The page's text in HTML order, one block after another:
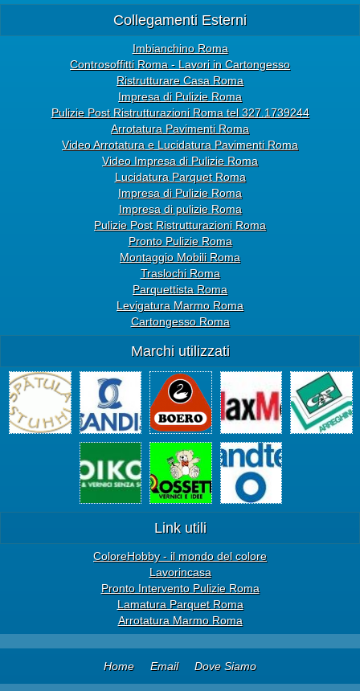
Collegamenti Esterni
Imbianchino Roma
Controsoffitti Roma - Lavori in Cartongesso
Ristrutturare Casa Roma
Impresa di Pulizie Roma
Pulizie Post Ristrutturazioni Roma tel 327.1739244
Arrotatura Pavimenti Roma
Video Arrotatura e Lucidatura Pavimenti Roma
Video Impresa di Pulizie Roma
Lucidatura Parquet Roma
Impresa di Pulizie Roma
Impresa di pulizie Roma
Pulizie Post Ristrutturazioni Roma
Pronto Pulizie Roma
Montaggio Mobili Roma
Traslochi Roma
Parquettista Roma
Levigatura Marmo Roma
Cartongesso Roma
Marchi utilizzati
Link utili
ColoreHobby - il mondo del colore
Lavorincasa
Pronto Intervento Pulizie Roma
Lamatura Parquet Roma
Arrotatura Marmo Roma
Home Email Dove Siamo